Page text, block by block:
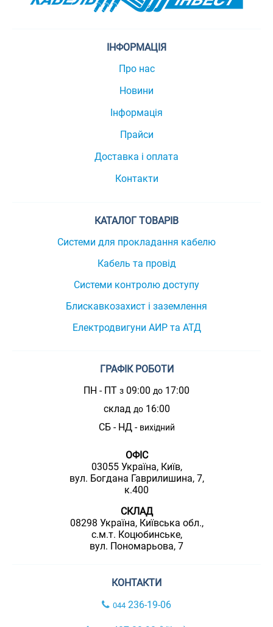
ІНФОРМАЦІЯ
Про нас
Новини
Інформація
Прайси
Доставка і оплата
Контакти
КАТАЛОГ ТОВАРІВ
Системи для прокладання кабелю
Кабель та провід
Системи контролю доступу
Блискавкозахист і заземлення
Електродвигуни АИР та АТД
ГРАФІК РОБОТИ
ПН - ПТ з 09:00 до 17:00
склад до16:00
СБ - НД - вихідний
ОФІС
03055 Україна, Київ,
вул. Богдана Гаврилишина, 7,
к.400
СКЛАД
08298 Україна, Київська обл.,
с.м.т. Коцюбинське,
вул. Пономарьова, 7
КОНТАКТИ
044 236-19-06